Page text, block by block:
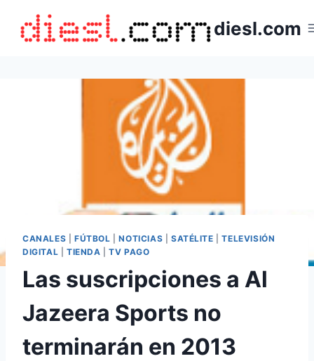
contenido
diesl.com
CANALES FÚTBOL |NOTICIAS SATÉLITE |TELEVISIÓN
DIGITAL
TIENDA |TV PAGO
Las suscripciones a Al
Jazeera Sports no
terminarán en 2013